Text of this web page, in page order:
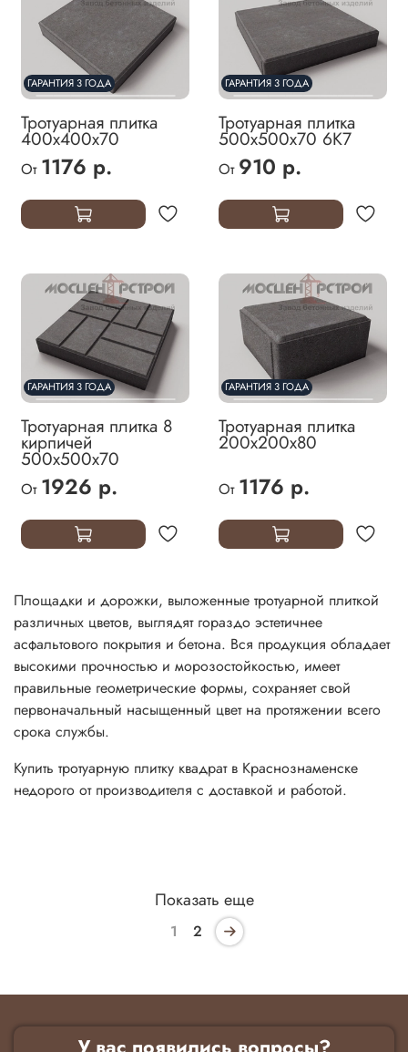
ГАРАНТИЯ 3 ГОДА
Тротуарная плитка
400х400х70
От 1176 р.
ГАРАНТИЯ 3 ГОДА
Тротуарная плитка
500х500х70 6К7
От 910 р.
ГАРАНТИЯ 3 ГОДА
Тротуарная плитка 8
кирпичей
500х500х70
От 1926 р.
ГАРАНТИЯ 3 ГОДА
Тротуарная плитка
200х200х80
От 1176 р.
Площадки и дорожки, выложенные тротуарной плиткой
различных цветов, выглядят гораздо эстетичнее
асфальтового покрытия и бетона. Вся продукция обладает
высокими прочностью и морозостойкостью, имеет
правильные геометрические формы, сохраняет свой
первоначальный насыщенный цвет на протяжении всего
срока службы.
Купить тротуарную плитку квадрат в Краснознаменске
недорого от производителя с доставкой и работой.
Показать еще
1 2